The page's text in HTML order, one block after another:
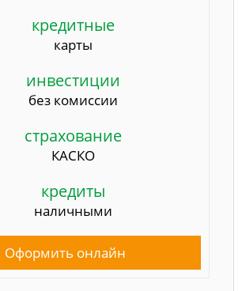
кредитные
карты
инвестиции
без комиссии
страхование
КАСКО
кредиты
наличными
Оформить онлайн